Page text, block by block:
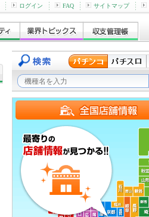
ログイン FAQ サイトマップ